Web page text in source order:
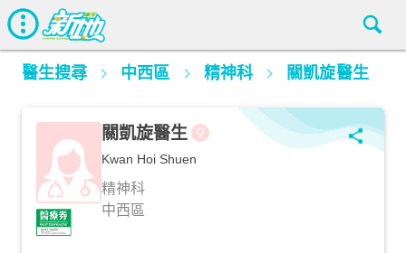
醫生搜尋 中西區 精神科 關凱旋醫生
關凱旋醫生
Kwan Hoi Shuen
精神科
中西區